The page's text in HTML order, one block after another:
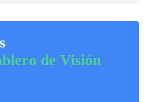
de Visión